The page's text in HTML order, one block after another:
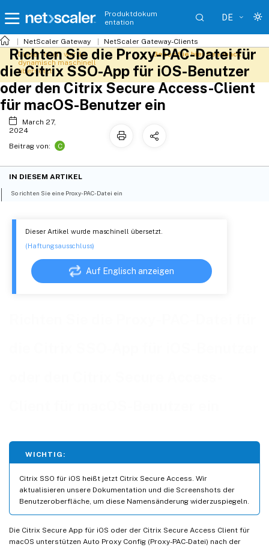
Produktdokum
entation
DE
NetScaler Gateway NetScaler Gateway-Clients
Dieser Artikel wurde maschinell übersetzt.
(Haftungsausschluss)
Auf Englisch anzeigen
WICHTIG:
Citrix SSO für iOS heißt jetzt Citrix Secure Access. Wir
aktualisieren unsere Dokumentation und die Screenshots der
Benutzeroberfläche, um diese Namensänderung widerzuspiegeln.
Die Citrix Secure App für iOS oder der Citrix Secure Access Client für
macOS unterstützen Auto Proxy Config (Proxy-PAC-Datei) nach der
Dieser Inhalt wurde
dynamisch maschinell
übersetzt.
Geben Sie hier Feedback
Richten Sie die Proxy-PAC-Datei für
die Citrix SSO-App für iOS-Benutzer
oder den Citrix Secure Access-Client
für macOS-Benutzer ein
March 27,
2024
Beitrag von:
C
IN DIESEM ARTIKEL
So richten Sie eine Proxy-PAC-Datei ein